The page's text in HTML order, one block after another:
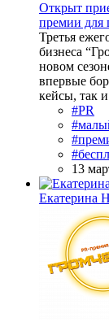
Открыт
премии для
Третья
бизнеса
новом
впервые
кейсы, так
#PR
13
Екатерина